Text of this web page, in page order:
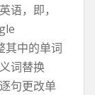
语，即，
其中的单词
词替换
句更改单